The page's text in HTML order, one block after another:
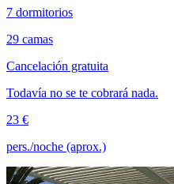
7 dormitorios
29 camas
Cancelación gratuita
Todavía no se te cobrará nada.
23 €
pers./noche (aprox.)